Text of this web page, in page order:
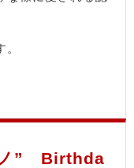
ノ” Birthda